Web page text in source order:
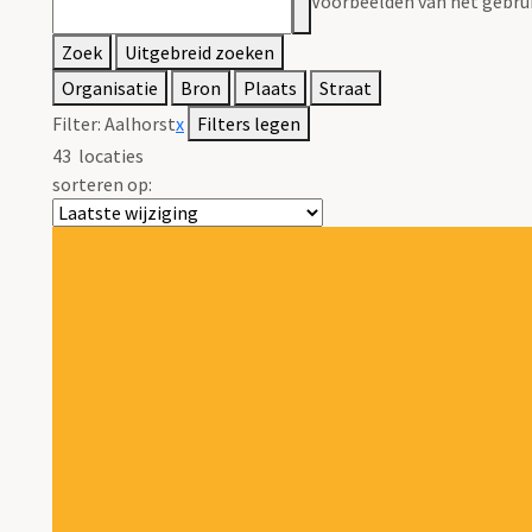
Zoek
Uitgebreid zoeken
Organisatie
Bron Plaats
Straat
Filter: Aalhorstx Filters legen
43 locaties
sorteren op: